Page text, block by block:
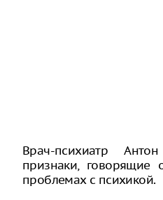
Врач-психиатр
признаки, говорящие
проблемах с психикой.